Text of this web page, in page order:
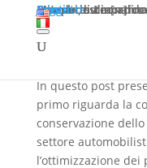
Bruschi, su incarico del Museo Leonardo3 – Il Mondo di Leonardo di Milano, ha dato forma a un’opera straordinaria ispirata al celebre disegno di Leonardo da […]
Leggi
Jobs
Contatti
Simulazione per
dello stampo e
Set 27, 2018
In questo post
primo riguarda la
conservazione
settore
l’ottimizzazione